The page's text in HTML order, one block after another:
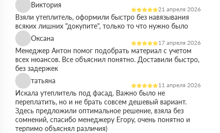
Виктория
21 апреля 2026
Взяли утеплитель, оформили быстро без навязывания
всяких лишних "докупите", только то что нужно было
Оксана
17 апреля 2026
Менеджер Антон помог подобрать материал с учетом
всех нюансов. Все объяснил понятно. Доставили быстро,
без задержек
татьяна
11 апреля 2026
Искала утеплитель под фасад. Важно было не
переплатить, но и не брать совсем дешевый вариант.
Здесь предложили оптимальное решение, взяла без
сомнений, спасибо менеджеру Егору, очень понятно и
терпимо объяснял различия)